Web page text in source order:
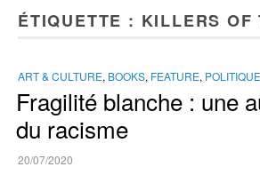
ÉTIQUETTE : KILLERS OF
ART & CULTURE, BOOKS, FEATURE, POLITIQUE
Fragilité blanche : une
du racisme
20/07/2020